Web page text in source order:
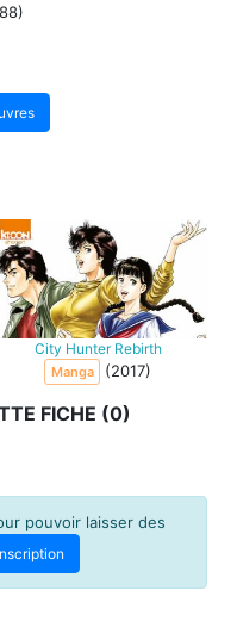
City Hunter Rebirth
Manga (2017)
FICHE (0)
pouvoir laisser des